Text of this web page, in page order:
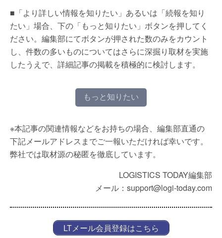
■「より詳しい情報を知りたい」あるいは「続報を知り
たい」場合、下の「もっと知りたい」ボタンを押してく
ださい。編集部にてボタンが押された数のみをカウント
し、件数の多いものについてはさらに深掘り取材を実施
したうえで、詳細記事の掲載を積極的に検討します。
もっと知りたい
※本記事の関連情報などをお持ちの場合、編集部直通の
下記メールアドレスまでご一報いただければ幸いです。
弊社では取材源の秘匿を徹底しています。
LOGISTICS TODAY編集部
メール：support@logi-today.com
LTメール会員登録はこちら